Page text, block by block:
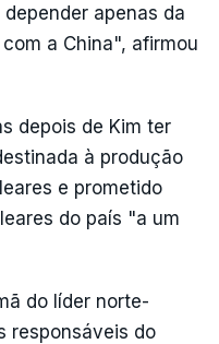
apenas da
a China", afirmou
depois de Kim ter
à produção
e prometido
do país "a um
do líder norte-
responsáveis do